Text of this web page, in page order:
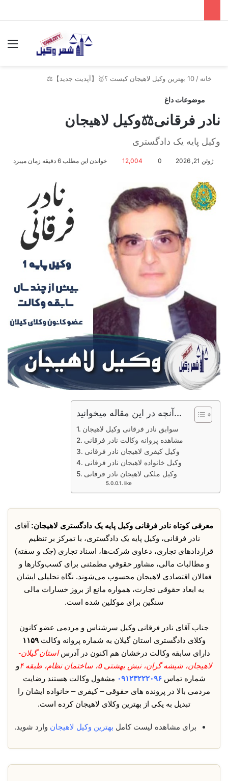
خانه / 10 بهترین وکیل لاهیجان کیست ؟🥇【آپدیت جدید】⚖️
موضوعات داغ
نادر فرقانی⚖️وکیل لاهیجان
وکیل پایه یک دادگستری
ژوئن 21, 2026 0
12,004 خواندن این مطلب 6 دقیقه زمان میبرد
آنچه در این مقاله میخوانید...
سوابق نادر فرقانی وکیل لاهیجان
مشاهده پروانه وکالت نادر فرقانی
وکیل کیفری لاهیجان نادر فرقانی
وکیل خانواده لاهیجان نادر فرقانی
وکیل ملکی لاهیجان نادر فرقانی
like
معرفی کوتاه نادر فرقانی وکیل پایه یک دادگستری لاهیجان: آقای
نادر فرقانی، وکیل پایه یک دادگستری، با تمرکز بر تنظیم
قراردادهای تجاری، دعاوی شرکت‌ها، اسناد تجاری (چک و سفته)
و مطالبات مالی، مشاور حقوقیِ مطمئنی برای کسب‌وکارها و
فعالان اقتصادی لاهیجان محسوب می‌شوند. نگاه تحلیلی ایشان
به ابعاد حقوقی تجارت، همواره مانع از بروز خسارات مالی
سنگین برای موکلین شده است.
جناب آقای نادر فرقانی وکیل سرشناس و مردمی عضو کانون
وکلای دادگستری استان گیلان به شماره پروانه وکالت ۱۱۵۹
دارای سابقه وکالت درخشان هم اکنون در آدرساستان گیلان-
لاهیجان، شیشه گران، نبش بهشتی ۵، ساختمان نظام، طبقه ۴
و
شماره تماس۰۹۱۲۳۲۲۲۰۹۶ مشغول وکالت هستند رضایت
مردمی بالا در پرونده های حقوقی – کیفری – خانواده ایشان را
تبدیل به یکی از بهترین وکلای لاهیجان کرده است.
برای مشاهده لیست کامل بهترین وکیل لاهیجان وارد شوید.